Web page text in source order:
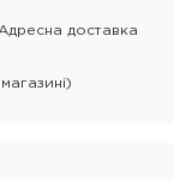
доставка